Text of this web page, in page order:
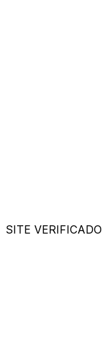
SITE VERIFICADO